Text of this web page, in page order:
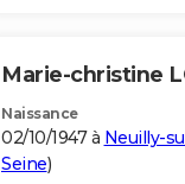
Marie-christine
Naissance
02/10/1947 à Neuilly-
Seine)